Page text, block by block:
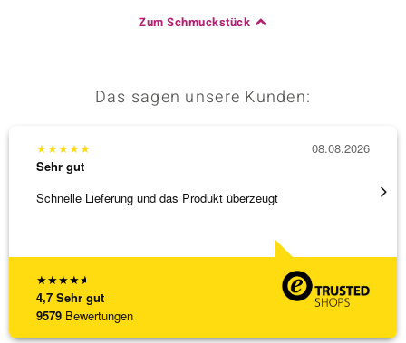
Zum Schmuckstück
Das sagen unsere Kunden:
★★★★★
4,7 Sehr gut
9579 Bewertungen
★★★★★
Sehr gut
Schnelle Lieferung und das Produkt überzeugt
08.08.2026